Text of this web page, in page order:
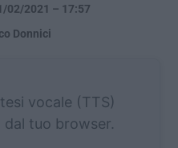
02/2021 – 17:57
Donnici
vocale (TTS)
tuo browser.